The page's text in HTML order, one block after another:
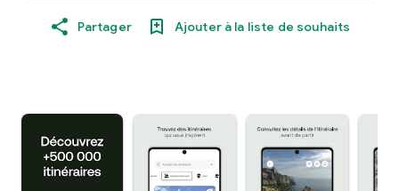
Partager Ajouter à la liste de souhaits